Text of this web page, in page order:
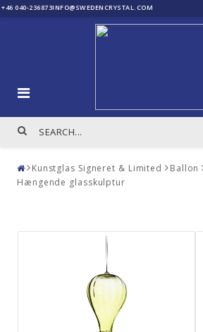
+46 040-236873INFO@SWEDENCRYSTAL.COM
Kunstglas Signeret & Limited Ballon
Hængende glasskulptur